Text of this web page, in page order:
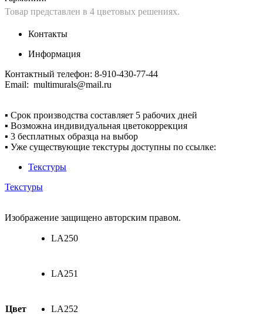
Товар представлен в 4 цветовых решениях.
Контакты
Информация
Контактный телефон: 8-910-430-77-44
Email: multimurals@mail.ru
▪ Срок производства составляет 5 рабочих дней
▪ Возможна индивидуальная цветокоррекция
▪ 3 бесплатных образца на выбор
▪ Уже существующие текстуры доступны по ссылке:
Текстуры
Текстуры
Изображение защищено авторским правом.
Цвет
LA250
LA251
LA252